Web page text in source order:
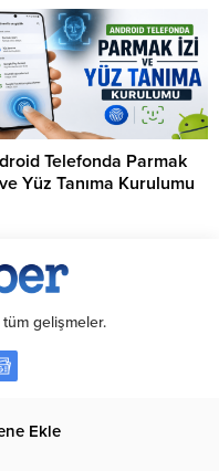
Telefonda Parmak
Yüz Tanıma Kurulumu
gelişmeler.
Ekle